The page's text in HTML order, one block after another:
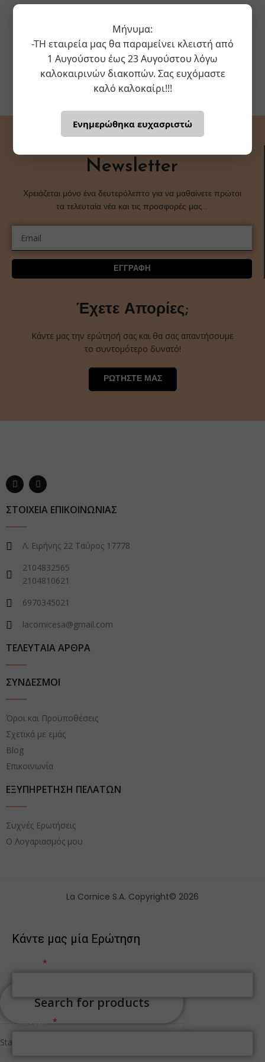
Newsletter
Χρειάζεται μόνο ένα δευτερόλεπτο για να μαθαίνετε πρώτοι
τα τελευταία νέα και τις προσφορές μας…
ΕΓΓΡΑΦΗ
Έχετε Απορίες;
Κάντε μας την ερώτησή σας και θα σας απαντήσουμε
το συντομότερο δυνατό!
ΡΩΤΗΣΤΕ ΜΑΣ
ΣΤΟΙΧΕΙΑ ΕΠΙΚΟΙΝΩΝΙΑΣ
Λ. Ειρήνης 22 Ταύρος 17778
2104832565
2104810621
6970345021
lacornicesa@gmail.com
ΤΕΛΕΥΤΑΙΑ ΑΡΘΡΑ
ΣΥΝΔΕΣΜΟΙ
Όροι και Προϋποθέσεις
Σχετικά με εμάς
Blog
Επικοινωνία
ΕΞΥΠΗΡΕΤΗΣΗ ΠΕΛΑΤΩΝ
Συχνές Ερωτήσεις
Ο Λογαριασμός μου
La Cornice S.A. Copyright© 2026
Start typing to see products you are looking for.
Μήνυμα:
-ΤΗ εταιρεία μας θα παραμείνει κλειστή από
1 Αυγούστου έως 23 Αυγούστου λόγω
καλοκαιρινών διακοπών. Σας ευχόμαστε
καλό καλοκαίρι!!!
Ενημερώθηκα ευχασριστώ
Κάντε μας μία Ερώτηση
Επώνυμο